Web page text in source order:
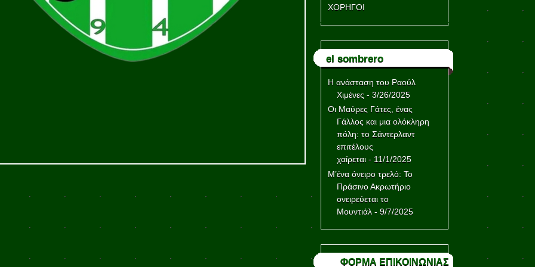
ΧΟΡΗΓΟΙ
el sombrero
Η ανάσταση του Ραούλ
Χιμένες - 3/26/2025
Οι Μαύρες Γάτες, ένας
Γάλλος και μια ολόκληρη
πόλη: το Σάντερλαντ
επιτέλους
χαίρεται- 11/1/2025
Μ’ένα όνειρο τρελό: Το
Πράσινο Ακρωτήριο
ονειρεύεται το
Μουντιάλ- 9/7/2025
ΦΟΡΜΑ ΕΠΙΚΟΙΝΩΝΙΑΣ